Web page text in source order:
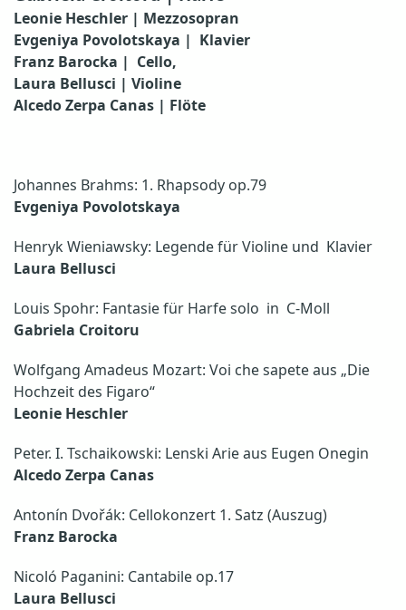
Leonie Heschler | Mezzosopran
Evgeniya Povolotskaya | Klavier
Franz Barocka | Cello,
Laura Bellusci | Violine
Alcedo Zerpa Canas | Flöte
Johannes Brahms: 1. Rhapsody op.79
Evgeniya Povolotskaya
Henryk Wieniawsky: Legende für Violine und Klavier
Laura Bellusci
Louis Spohr: Fantasie für Harfe solo in C-Moll
Gabriela Croitoru
Wolfgang Amadeus Mozart: Voi che sapete aus „Die
Hochzeit des Figaro“
Leonie Heschler
Peter. I. Tschaikowski: Lenski Arie aus Eugen Onegin
Alcedo Zerpa Canas
Antonín Dvořák: Cellokonzert 1. Satz (Auszug)
Franz Barocka
Nicoló Paganini: Cantabile op.17
Laura Bellusci